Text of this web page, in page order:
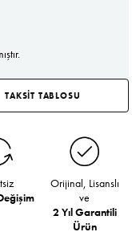
TAKSİT TABLOSU
Orijinal, Lisanslı
ve
2 Yıl Garantili
Ürün